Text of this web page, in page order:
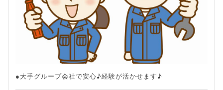
●大手グループ会社で安心♪経験が活かせます♪